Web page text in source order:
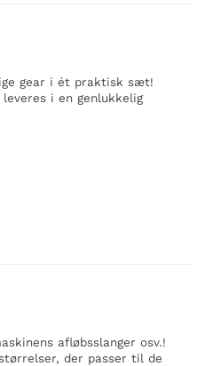
gear i ét praktisk sæt!
i en genlukkelig
afløbsslanger osv.!
der passer til de